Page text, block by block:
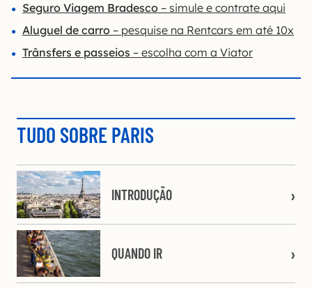
Seguro Viagem Bradesco – simule e contrate aqui
Aluguel de carro – pesquise na Rentcars em até 10x
Trânsfers e passeios – escolha com a Viator
TUDO SOBRE PARIS
INTRODUÇÃO
QUANDO IR